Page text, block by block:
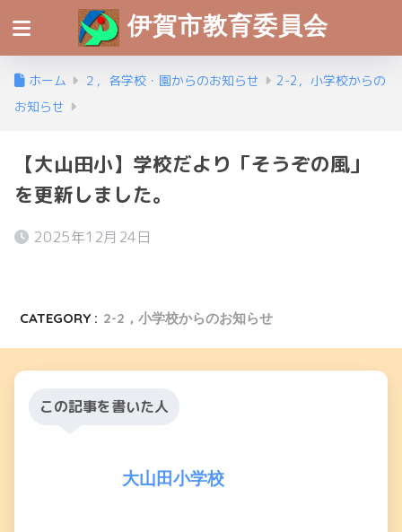
伊賀市教育委員会
ホーム ２，各学校・園からのお知らせ
2-2，小学校からの
お知らせ
【大山田小】学校だより「そうぞの風」
を更新しました。
2025年12月24日
CATEGORY : 2-2，小学校からのお知らせ
この記事を書いた人
大山田小学校